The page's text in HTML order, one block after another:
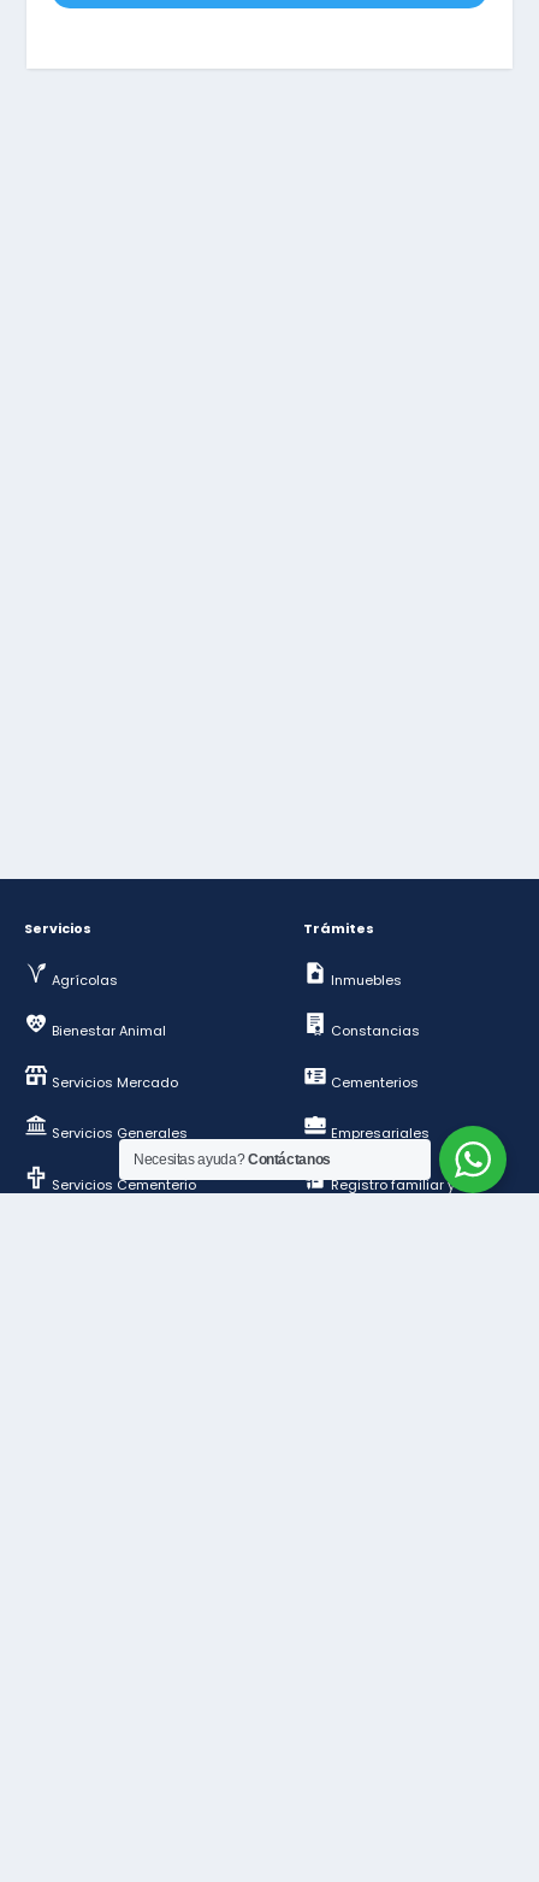
Servicios
Agrícolas
Bienestar Animal
Servicios Mercado
Servicios Generales
Servicios Cementerio
Trámites
Inmuebles
Constancias
Cementerios
Empresariales
Registro familiar y de
Necesitas ayuda?Contáctanos